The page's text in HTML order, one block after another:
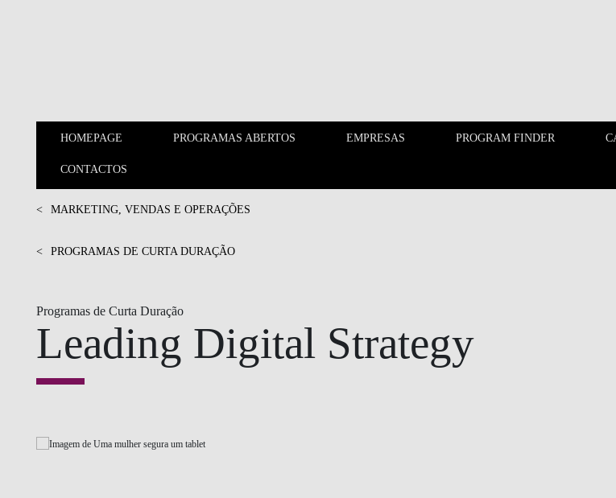
HOMEPAGE PROGRAMAS ABERTOS EMPRESAS PROGRAM FINDER
CONTACTOS
HOMEPAGE
MARKETING, VENDAS E
EMPREENDEDORISMO
< MARKETING, VENDAS E OPERAÇÕES
< PROGRAMAS DE CURTA DURAÇÃO
Programas de Curta Duração
Leading Digital Strategy